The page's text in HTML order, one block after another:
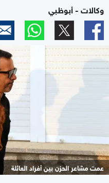
وكالات - أبوظبي
عمت مشاعر الحزن بين أفراد العائلة